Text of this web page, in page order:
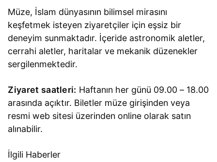
Müze, İslam dünyasının bilimsel mirasını
keşfetmek isteyen ziyaretçiler için eşsiz bir
deneyim sunmaktadır. İçeride astronomik aletler,
cerrahi aletler, haritalar ve mekanik düzenekler
sergilenmektedir.
Ziyaret saatleri: Haftanın her günü 09.00 – 18.00
arasında açıktır. Biletler müze girişinden veya
resmi web sitesi üzerinden online olarak satın
alınabilir.
İlgili Haberler